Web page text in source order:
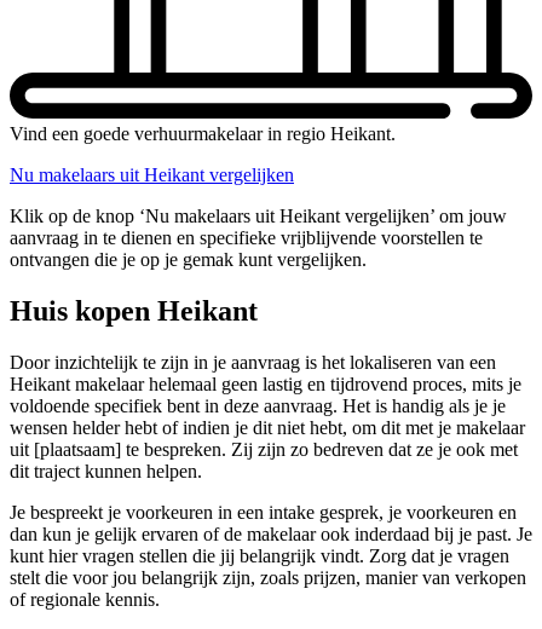
Vind een goede verhuurmakelaar in regio Heikant.
Nu makelaars uit Heikant vergelijken
Klik op de knop ‘Nu makelaars uit Heikant vergelijken’ om jouw
aanvraag in te dienen en specifieke vrijblijvende voorstellen te
ontvangen die je op je gemak kunt vergelijken.
Huis kopen Heikant
Door inzichtelijk te zijn in je aanvraag is het lokaliseren van een
Heikant makelaar helemaal geen lastig en tijdrovend proces, mits je
voldoende specifiek bent in deze aanvraag. Het is handig als je je
wensen helder hebt of indien je dit niet hebt, om dit met je makelaar
uit [plaatsaam] te bespreken. Zij zijn zo bedreven dat ze je ook met
dit traject kunnen helpen.
Je bespreekt je voorkeuren in een intake gesprek, je voorkeuren en
dan kun je gelijk ervaren of de makelaar ook inderdaad bij je past. Je
kunt hier vragen stellen die jij belangrijk vindt. Zorg dat je vragen
stelt die voor jou belangrijk zijn, zoals prijzen, manier van verkopen
of regionale kennis.